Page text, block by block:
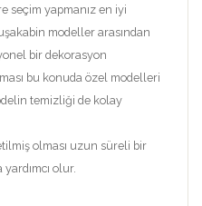
seçim yapmanız en iyi
modeller arasından
bir dekorasyon
bu konuda özel modelleri
temizliği de kolay
olması uzun süreli bir
olur.